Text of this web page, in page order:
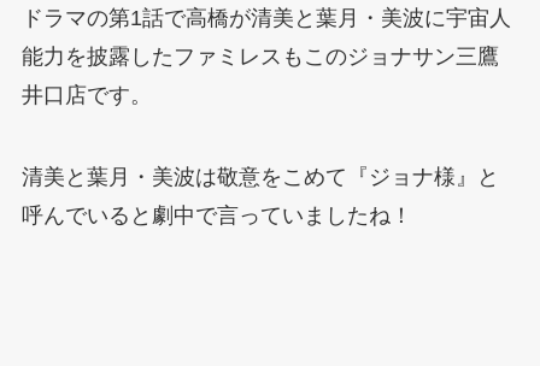
ドラマの第1話で高橋が清美と葉月・美波に宇宙人
能力を披露したファミレスもこのジョナサン三鷹
井口店です。
清美と葉月・美波は敬意をこめて『ジョナ様』と
呼んでいると劇中で言っていましたね！